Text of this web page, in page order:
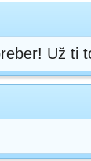
Už ti